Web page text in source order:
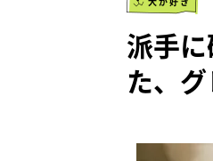
派手
た、